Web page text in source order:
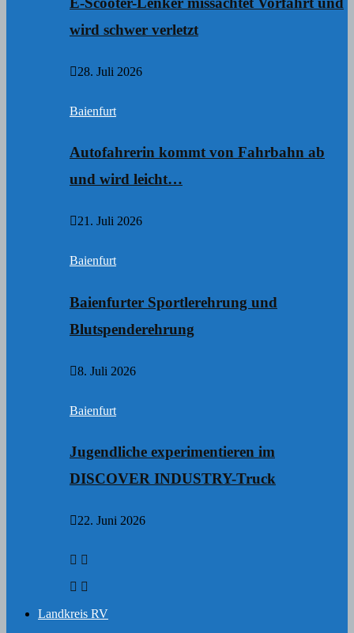
wird schwer verletzt
28. Juli 2026
Baienfurt
Autofahrerin kommt von Fahrbahn ab
und wird leicht…
21. Juli 2026
Baienfurt
Baienfurter Sportlerehrung und
Blutspenderehrung
8. Juli 2026
Baienfurt
Jugendliche experimentieren im
DISCOVER INDUSTRY-Truck
22. Juni 2026
Landkreis RV